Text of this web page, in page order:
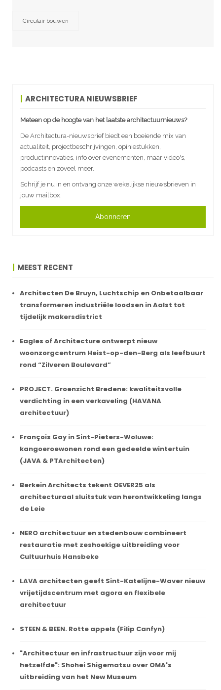
Circulair bouwen
ARCHITECTURA NIEUWSBRIEF
Meteen op de hoogte van het laatste architectuurnieuws?
De Architectura-nieuwsbrief biedt een boeiende mix van
actualiteit, projectbeschrijvingen, opiniestukken,
productinnovaties, info over evenementen, maar video's,
podcasts en zoveel meer.
Schrijf je nu in en ontvang onze wekelijkse nieuwsbrieven in
jouw mailbox.
Abonneren
MEEST RECENT
Architecten De Bruyn, Luchtschip en Onbetaalbaar
transformeren industriële loodsen in Aalst tot
tijdelijk makersdistrict
Eagles of Architecture ontwerpt nieuw
woonzorgcentrum Heist-op-den-Berg als leefbuurt
rond “Zilveren Boulevard”
PROJECT. Groenzicht Bredene: kwaliteitsvolle
verdichting in een verkaveling (HAVANA
architectuur)
François Gay in Sint-Pieters-Woluwe:
kangoeroewonen rond een gedeelde wintertuin
(JAVA & PTArchitecten)
Berkein Architects tekent OEVER25 als
architecturaal sluitstuk van herontwikkeling langs
de Leie
NERO architectuur en stedenbouw combineert
restauratie met zeshoekige uitbreiding voor
Cultuurhuis Hansbeke
LAVA architecten geeft Sint-Katelijne-Waver nieuw
vrijetijdscentrum met agora en flexibele
architectuur
STEEN & BEEN. Rotte appels (Filip Canfyn)
"Architectuur en infrastructuur zijn voor mij
hetzelfde": Shohei Shigematsu over OMA's
uitbreiding van het New Museum